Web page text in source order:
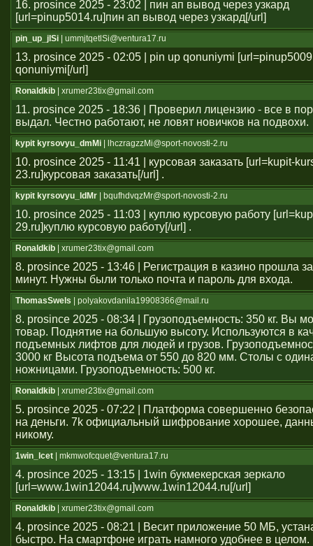
16. prosince 2025 - 23:02 | пин ап вывод через узкард
[url=pinup5014.ru]пин ап вывод через узкард[/url]
pin_up_jlSi | ummjtqetlSi@ventura17.ru
13. prosince 2025 - 02:05 | pin up qonuniymi
qonuniymi[/url]
Ronaldkib | xrumer23tix@gmail.com
11. prosince 2025 - 18:36 | Проверил лицензию - все в
выдал. Честно работают, не ловят новичков на подвохи.
kypit kyrsovyu_dmMi | lhczragzzMi@sport-novosti-2.ru
10. prosince 2025 - 11:41 | курсовая заказать [url=kupit-
23.ru]курсовая заказать[/url] .
kypit kyrsovyu_ldMr | bqufhdvqzMr@sport-novosti-2.ru
10. prosince 2025 - 11:03 | куплю курсовую работу
29.ru]куплю курсовую работу[/url] .
Ronaldkib | xrumer23tix@gmail.com
8. prosince 2025 - 13:46 | Регистрация в казино прошла
минут. Нужны были только почта и пароль для входа.
ThomasSwels | polyakovdanila19908366@mail.ru
8. prosince 2025 - 08:34 | Грузоподъемность: 350 кг. Вы
товар. Поднятие на большую высоту. Используются в
подъемных лифтов для людей и грузов.
3000 кг Высота подъема от 550 до 820 мм. Столы с
ножницами. Грузоподъемность: 500 кг.
Ronaldkib | xrumer23tix@gmail.com
5. prosince 2025 - 07:22 | Платформа совершенно
на деньги. 7k официальный шифрование хорошее,
никому.
1win_lcet | mkmwofcquet@ventura17.ru
4. prosince 2025 - 13:15 | 1win букмекерская зеркало
[url=www.1win12044.ru]www.1win12044.ru[/url]
Ronaldkib | xrumer23tix@gmail.com
4. prosince 2025 - 08:21 | Весит приложение 50 МБ,
быстро. На смартфоне играть намного удобнее в целом.